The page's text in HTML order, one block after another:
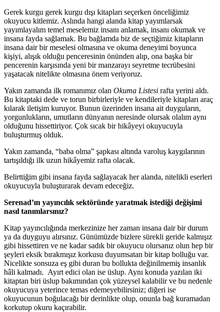
Gerek kurgu gerek kurgu dışı kitapları seçerken önceliğimiz
okuyucu kitlemiz. Aslında hangi alanda kitap yayımlarsak
yayımlayalım temel meselemiz insanı anlamak, insanı okumak ve
insana fayda sağlamak. Bu bağlamda biz de seçtiğimiz kitapların
insana dair bir meselesi olmasına ve okuma deneyimi boyunca
kişiyi, alışık olduğu penceresinin önünden alıp, ona başka bir
pencerenin karşısında yeni bir manzarayı seyretme tecrübesini
yaşatacak nitelikte olmasına önem veriyoruz.
Yakın zamanda ilk romanımız olan Okuma Listesi rafta yerini aldı.
Bu kitaptaki dede ve torun birbirleriyle ve kendileriyle kitapları araç
kılarak iletişim kuruyor. Bunun üzerinden insana ait duyguların,
yorgunlukların, umutların dünyanın neresinde olursak olalım aynı
olduğunu hissettiriyor. Çok sıcak bir hikâyeyi okuyucuyla
buluşturmuş olduk.
Yakın zamanda, “baba olma” şapkası altında varoluş kaygılarının
tartışıldığı ilk uzun hikâyemiz rafta olacak.
Belirttiğim gibi insana fayda sağlayacak her alanda, nitelikli eserleri
okuyucuyla buluşturarak devam edeceğiz.
Serenad’ın yayıncılık sektöründe yaratmak istediği değişimi
nasıl tanımlarsınız?
Kitap yayıncılığında merkezinize her zaman insana dair bir durum
ya da duyguyu alırsınız. Günümüzde bizlere sürekli geride kalmışız
gibi hissettiren ve ne kadar sadık bir okuyucu olursanız olun hep bir
şeyleri eksik bırakmışız korkusu duyumsatan bir kitap bolluğu var.
Nicelikte sonsuza eş gibi duran bu bollukta değinilmemiş insanlık
hâli kalmadı. Ayırt edici olan ise üslup. Aynı konuda yazılan iki
kitaptan biri üslup bakımından çok yüzeysel kalabilir ve bu nedenle
okuyucuya yeterince temas edemeyebilirsiniz; diğeri ise
okuyucunun boğulacağı bir derinlikte olup, onunla bağ kuramadan
korkutup okuru kaçırabilir.